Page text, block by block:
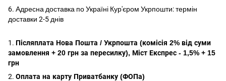
6. Адресна доставка по Україні Кур'єром Укрпошти: термін
доставки 2-5 днів
1. Післяплата Нова Пошта / Укрпошта (комісія 2% від суми
замовлення + 20 грн за пересилку), Міст Експрес - 1,5% + 15
грн
2. Оплата на карту Приватбанку (ФОПа)